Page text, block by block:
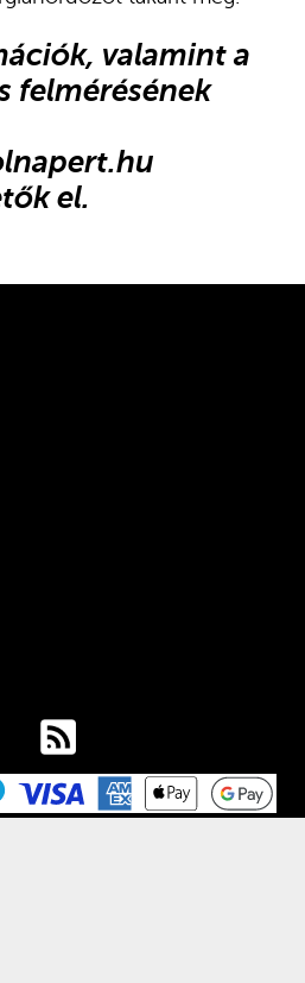
valamint a
felmérésének
el.